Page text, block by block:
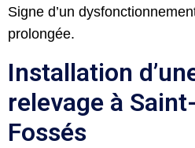
Signe d’un
prolongée.
Installation
relevage à
Fossés